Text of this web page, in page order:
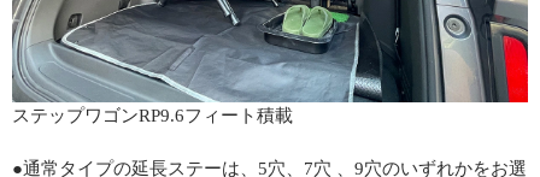
ステップワゴンRP9.6フィート積載
●通常タイプの延長ステーは、5穴、7穴 、9穴のいずれかをお選